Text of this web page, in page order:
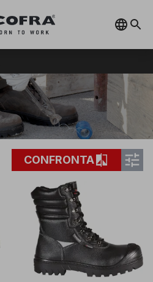
CONFRONTAcompare tune